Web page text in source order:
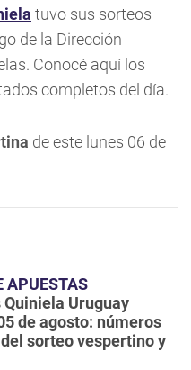
tuvo sus sorteos
de la Dirección
Conocé aquí los
completos del día.
de este lunes 06 de
APUESTAS
Quiniela Uruguay
de agosto: números
sorteo vespertino y